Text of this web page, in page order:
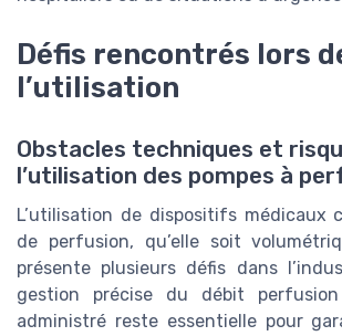
Défis rencontrés lors
l’utilisation
Obstacles techniques et
l’utilisation des pompes à
L’utilisation de dispositifs médicaux
de perfusion, qu’elle soit
présente plusieurs défis dans
gestion précise du débit
administré reste essentielle pour